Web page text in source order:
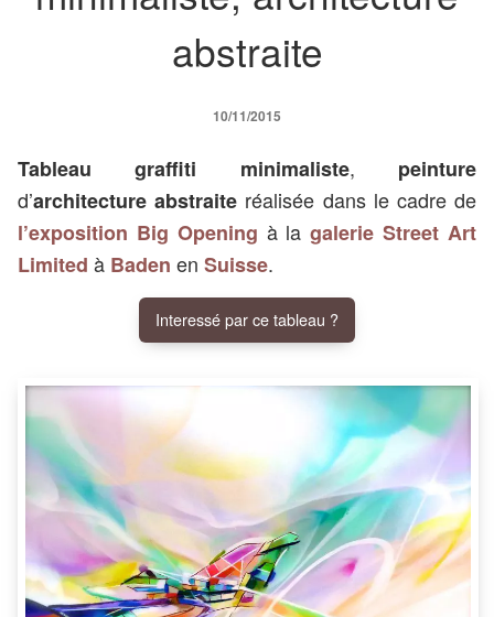
abstraite
10/11/2015
Tableau graffiti minimaliste, peinture
d’architecture abstraite réalisée dans le cadre de
l’exposition Big Opening à lagalerie Street Art
Limited à Baden en Suisse.
Interessé par ce tableau ?